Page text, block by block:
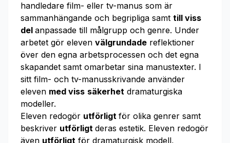
handledare film- eller tv-manus som är
sammanhängande och begripliga samt till viss
del anpassade till målgrupp och genre. Under
arbetet gör eleven välgrundade reflektioner
över den egna arbetsprocessen och det egna
skapandet samt omarbetar sina manustexter. I
sitt film- och tv-manusskrivande använder
eleven med viss säkerhet dramaturgiska
modeller.
Eleven redogör utförligt för olika genrer samt
beskriver utförligt deras estetik. Eleven redogör
även utförligt för dramaturgisk modell,